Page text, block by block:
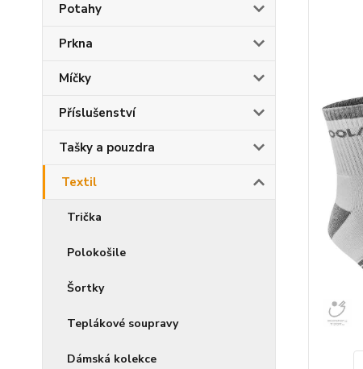
Potahy
Prkna
Míčky
Příslušenství
Tašky a pouzdra
Textil
Trička
Polokošile
Šortky
Teplákové soupravy
Dámská kolekce